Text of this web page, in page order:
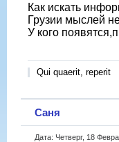
Как искать
Грузии мыслей
У кого
Qui quaerit, reperit
Саня
Дата: Четверг, 18